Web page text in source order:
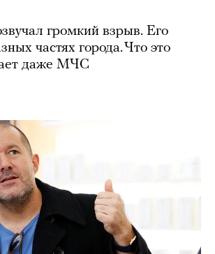
громкий взрыв. Его
частях города. Что это
даже МЧС